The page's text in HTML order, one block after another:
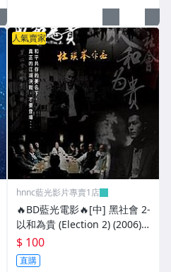
人氣賣家
hnnc藍光影片專賣1店
🔥BD藍光電影🔥[中] 黑社會 2-
以和為貴 (Election 2) (2006)
[台版]
$ 100
直購